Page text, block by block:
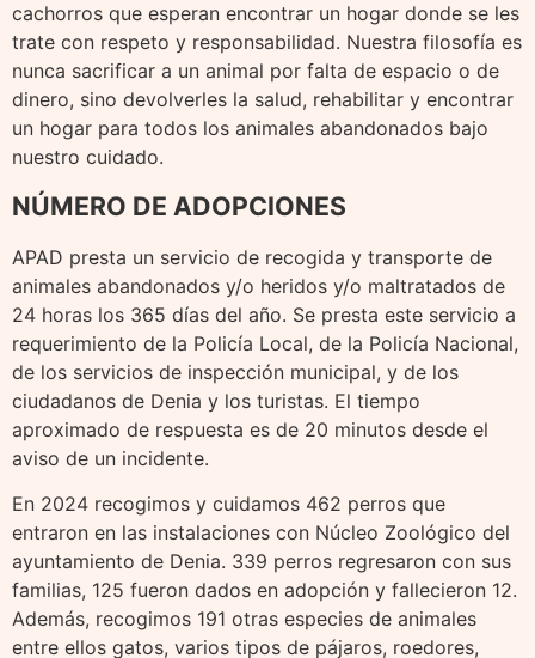
cachorros que esperan encontrar un hogar donde se les
trate con respeto y responsabilidad. Nuestra filosofía es
nunca sacrificar a un animal por falta de espacio o de
dinero, sino devolverles la salud, rehabilitar y encontrar
un hogar para todos los animales abandonados bajo
nuestro cuidado.
NÚMERO DE ADOPCIONES
APAD presta un servicio de recogida y transporte de
animales abandonados y/o heridos y/o maltratados de
24 horas los 365 días del año. Se presta este servicio a
requerimiento de la Policía Local, de la Policía Nacional,
de los servicios de inspección municipal, y de los
ciudadanos de Denia y los turistas. El tiempo
aproximado de respuesta es de 20 minutos desde el
aviso de un incidente.
En 2024 recogimos y cuidamos 462 perros que
entraron en las instalaciones con Núcleo Zoológico del
ayuntamiento de Denia. 339 perros regresaron con sus
familias, 125 fueron dados en adopción y fallecieron 12.
Además, recogimos 191 otras especies de animales
entre ellos gatos, varios tipos de pájaros, roedores,